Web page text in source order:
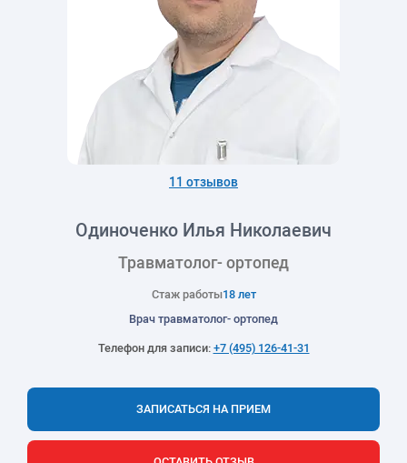
11 отзывов
Одиноченко Илья Николаевич
Травматолог- ортопед
Стаж работы18 лет
Врач травматолог- ортопед
Телефон для записи:+7 (495) 126-41-31
ЗАПИСАТЬСЯ НА ПРИЕМ